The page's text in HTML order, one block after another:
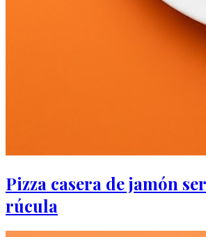
Pizza casera de jamón
rúcula